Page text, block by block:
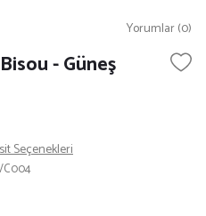
Yorumlar (0)
- Güneş
Seçenekleri